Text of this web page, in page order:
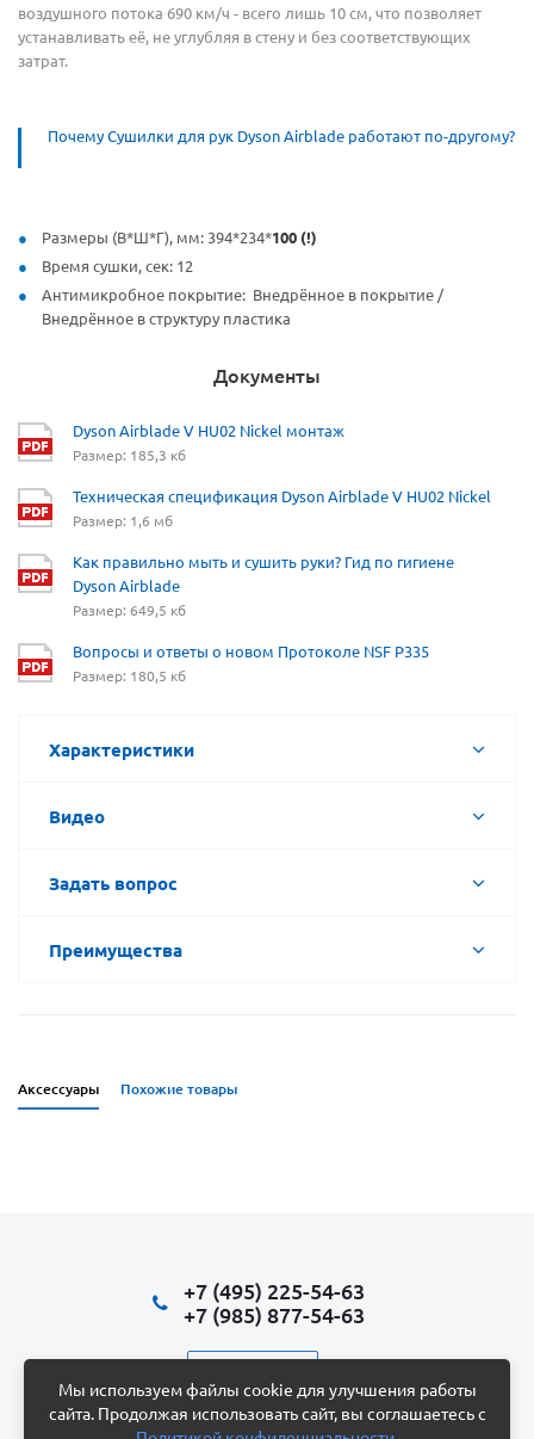
воздушного потока 690 км/ч - всего лишь 10 см, что позволяет
устанавливать её, не углубляя в стену и без соответствующих
затрат.
Почему Сушилки для рук Dyson Airblade работают по-другому?
Размеры (В*Ш*Г), мм: 394*234*100 (!)
Время сушки, сек: 12
Антимикробное покрытие: Внедрённое в покрытие /
Внедрённое в структуру пластика
Документы
Dyson Airblade V HU02 Nickel монтаж
Размер: 185,3 кб
Техническая спецификация Dyson Airblade V HU02 Nickel
Размер: 1,6 мб
Как правильно мыть и сушить руки? Гид по гигиене
Dyson Airblade
Размер: 649,5 кб
Вопросы и ответы о новом Протоколе NSF P335
Размер: 180,5 кб
Характеристики
Видео
Задать вопрос
Преимущества
Аксессуары Похожие товары
+7 (495) 225-54-63
+7 (985) 877-54-63
Мы используем файлы cookie для улучшения работы
сайта. Продолжая использовать сайт, вы соглашаетесь с